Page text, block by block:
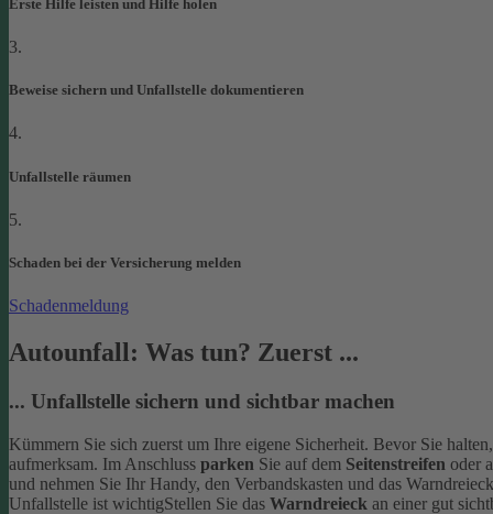
Erste Hilfe leisten und Hilfe holen
3.
Beweise sichern und Unfallstelle dokumentieren
4.
Unfallstelle räumen
5.
Schaden bei der Versicherung melden
Schadenmeldung
Autounfall: Was tun? Zuerst ...
... Unfallstelle sichern und sichtbar machen
Kümmern Sie sich zuerst um Ihre eigene Sicherheit. Bevor Sie
aufmerksam. Im Anschluss parken Sie auf dem Seitenstreifen oder
und nehmen Sie Ihr Handy, den Verbandskasten und das
Unfallstelle ist wichtigStellen Sie das Warndreieck an einer gut